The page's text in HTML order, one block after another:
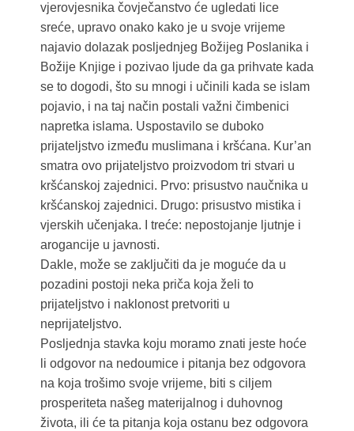
vjerovjesnika čovječanstvo će ugledati lice
sreće, upravo onako kako je u svoje vrijeme
najavio dolazak posljednjeg Božijeg Poslanika i
Božije Knjige i pozivao ljude da ga prihvate kada
se to dogodi, što su mnogi i učinili kada se islam
pojavio, i na taj način postali važni čimbenici
napretka islama. Uspostavilo se duboko
prijateljstvo između muslimana i kršćana. Kur’an
smatra ovo prijateljstvo proizvodom tri stvari u
kršćanskoj zajednici. Prvo: prisustvo naučnika u
kršćanskoj zajednici. Drugo: prisustvo mistika i
vjerskih učenjaka. I treće: nepostojanje ljutnje i
arogancije u javnosti.
Dakle, može se zaključiti da je moguće da u
pozadini postoji neka priča koja želi to
prijateljstvo i naklonost pretvoriti u
neprijateljstvo.
Posljednja stavka koju moramo znati jeste hoće
li odgovor na nedoumice i pitanja bez odgovora
na koja trošimo svoje vrijeme, biti s ciljem
prosperiteta našeg materijalnog i duhovnog
života, ili će ta pitanja koja ostanu bez odgovora